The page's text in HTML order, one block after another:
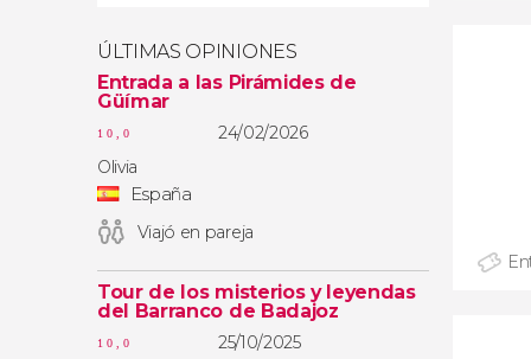
ÚLTIMAS OPINIONES
Entrada a las Pirámides de
Güímar
10,0
24/02/2026
Olivia
España
Viajó en pareja
Tour de los misterios y leyendas
del Barranco de Badajoz
10,0
25/10/2025